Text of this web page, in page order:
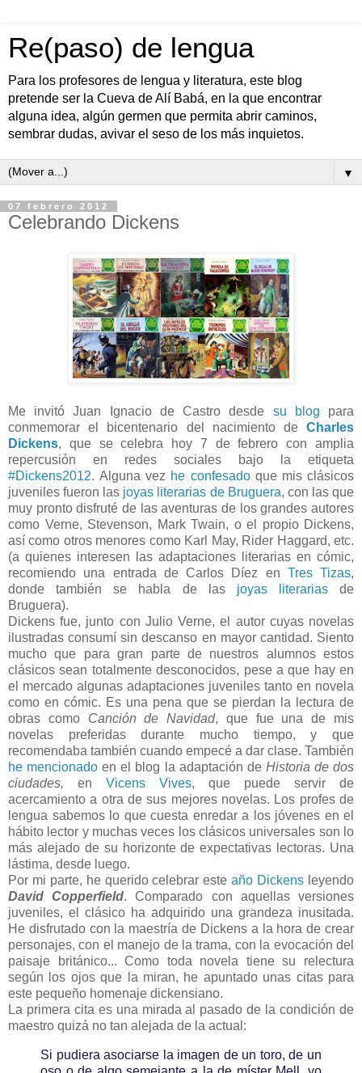
Re(paso) de lengua
Para los profesores de lengua y literatura, este blog
pretende ser la Cueva de Alí Babá, en la que encontrar
alguna idea, algún germen que permita abrir caminos,
sembrar dudas, avivar el seso de los más inquietos.
▼
07 febrero 2012
Celebrando Dickens
Me invitó Juan Ignacio de Castro desde su blog para
conmemorar el bicentenario del nacimiento de Charles
Dickens, que se celebra hoy 7 de febrero con amplia
repercusión en redes sociales bajo la etiqueta
#Dickens2012. Alguna vez he confesadoque mis clásicos
juveniles fueron las joyas literarias de Bruguera, con las que
muy pronto disfruté de las aventuras de los grandes autores
como Verne, Stevenson, Mark Twain, o el propio Dickens,
así como otros menores como Karl May, Rider Haggard, etc.
(a quienes interesen las adaptaciones literarias en cómic,
recomiendo una entrada de Carlos Díez en Tres Tizas,
donde también se habla de las joyas literariasde
Bruguera).
Dickens fue, junto con Julio Verne, el autor cuyas novelas
ilustradas consumí sin descanso en mayor cantidad. Siento
mucho que para gran parte de nuestros alumnos estos
clásicos sean totalmente desconocidos, pese a que hay en
el mercado algunas adaptaciones juveniles tanto en novela
como en cómic. Es una pena que se pierdan la lectura de
obras como Canción de Navidad, que fue una de mis
novelas preferidas durante mucho tiempo, y que
recomendaba también cuando empecé a dar clase. También
he mencionado en el blog la adaptación de Historia de dos
ciudades, en Vicens Vives, que puede servir de
acercamiento a otra de sus mejores novelas. Los profes de
lengua sabemos lo que cuesta enredar a los jóvenes en el
hábito lector y muchas veces los clásicos universales son lo
más alejado de su horizonte de expectativas lectoras. Una
lástima, desde luego.
Por mi parte, he querido celebrar esteaño Dickens leyendo
David Copperfield. Comparado con aquellas versiones
juveniles, el clásico ha adquirido una grandeza inusitada.
He disfrutado con la maestría de Dickens a la hora de crear
personajes, con el manejo de la trama, con la evocación del
paisaje británico... Como toda novela tiene su relectura
según los ojos que la miran, he apuntado unas citas para
este pequeño homenaje dickensiano.
La primera cita es una mirada al pasado de la condición de
maestro quizá no tan alejada de la actual:
Si pudiera asociarse la imagen de un toro, de un